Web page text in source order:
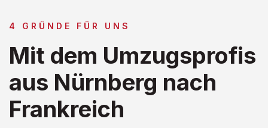
4 GRÜNDE FÜR UNS
Mit dem Umzugsprofis
aus Nürnberg nach
Frankreich